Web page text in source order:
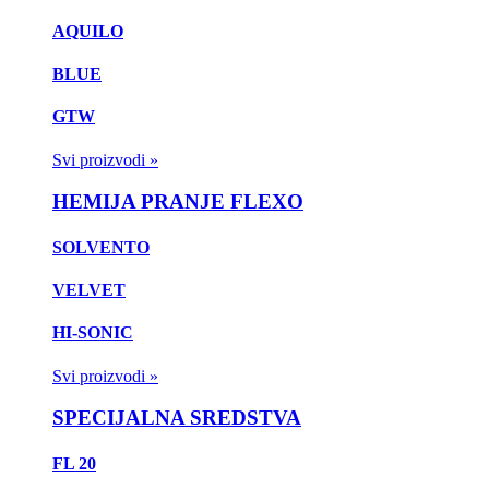
AQUILO
BLUE
GTW
Svi proizvodi »
HEMIJA PRANJE FLEXO
SOLVENTO
VELVET
HI-SONIC
Svi proizvodi »
SPECIJALNA SREDSTVA
FL 20